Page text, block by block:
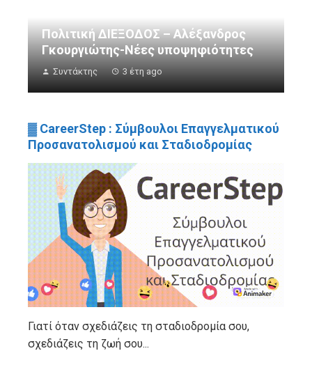
Πολιτική ΔΙΕΞΟΔΟΣ – Αλέξανδρος
Γκουργιώτης-Νέες υποψηφιότητες
Συντάκτης 3 έτη ago
▓ CareerStep : Σύμβουλοι Επαγγελματικού
Προσανατολισμού και Σταδιοδρομίας
Γιατί όταν σχεδιάζεις τη σταδιοδρομία σου,
σχεδιάζεις τη ζωή σου...